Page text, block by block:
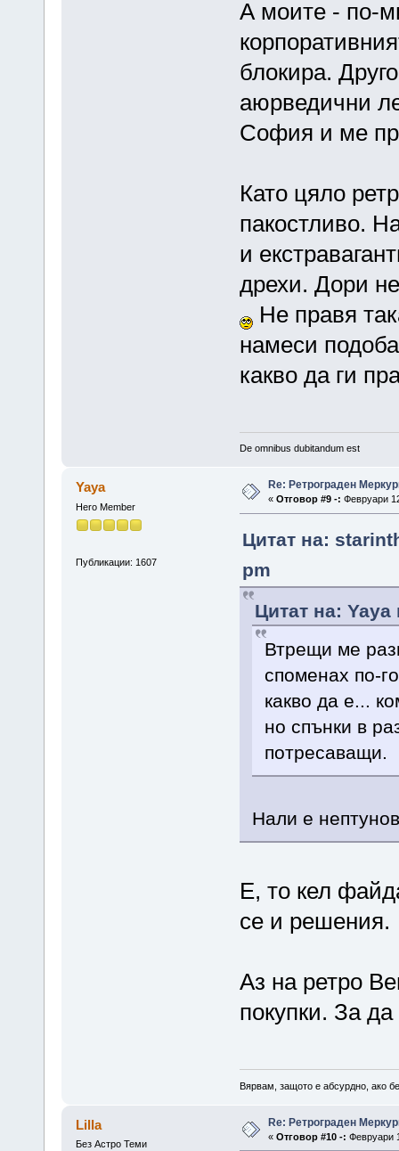
А моите - по-
блокира.
аюрведични
София и ме
Като цяло
пакостливо.
и
дрехи. Дори
Не правя
намеси
какво да ги
De omnibus dubitandum est
Yaya
Hero Member
Публикации: 1607
Re: Ретрограден
« Отговор #9 -: Февруари
Цитат на:
pm
Цитат на:
Втрещи ме
споменах по-
какво да е...
но спънки в
потресаващи.
Нали е
Е, то кел
се и решения.
Аз на ретро
покупки. За
Вярвам, защото е абсурдно, ако
Lilla
Без Астро Теми
Re: Ретрограден
« Отговор #10 -: Февруари